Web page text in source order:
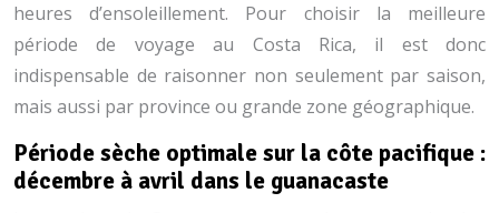
heures d’ensoleillement. Pour choisir la meilleure
période de voyage au Costa Rica, il est donc
indispensable de raisonner non seulement par saison,
mais aussi par province ou grande zone géographique.
Période sèche optimale sur la côte pacifique :
décembre à avril dans le guanacaste